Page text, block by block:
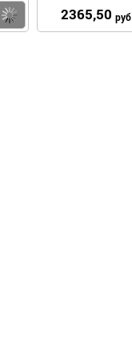
Купить
2365,50 руб